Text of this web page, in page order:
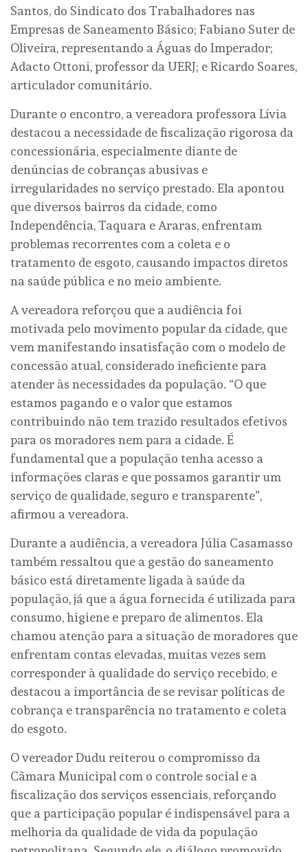
Santos, do Sindicato dos Trabalhadores nas
Empresas de Saneamento Básico; Fabiano Suter de
Oliveira, representando a Águas do Imperador;
Adacto Ottoni, professor da UERJ; e Ricardo Soares,
articulador comunitário.
Durante o encontro, a vereadora professora Lívia
destacou a necessidade de fiscalização rigorosa da
concessionária, especialmente diante de
denúncias de cobranças abusivas e
irregularidades no serviço prestado. Ela apontou
que diversos bairros da cidade, como
Independência, Taquara e Araras, enfrentam
problemas recorrentes com a coleta e o
tratamento de esgoto, causando impactos diretos
na saúde pública e no meio ambiente.
A vereadora reforçou que a audiência foi
motivada pelo movimento popular da cidade, que
vem manifestando insatisfação com o modelo de
concessão atual, considerado ineficiente para
atender às necessidades da população. “O que
estamos pagando e o valor que estamos
contribuindo não tem trazido resultados efetivos
para os moradores nem para a cidade. É
fundamental que a população tenha acesso a
informações claras e que possamos garantir um
serviço de qualidade, seguro e transparente”,
afirmou a vereadora.
Durante a audiência, a vereadora Júlia Casamasso
também ressaltou que a gestão do saneamento
básico está diretamente ligada à saúde da
população, já que a água fornecida é utilizada para
consumo, higiene e preparo de alimentos. Ela
chamou atenção para a situação de moradores que
enfrentam contas elevadas, muitas vezes sem
corresponder à qualidade do serviço recebido, e
destacou a importância de se revisar políticas de
cobrança e transparência no tratamento e coleta
do esgoto.
O vereador Dudu reiterou o compromisso da
Câmara Municipal com o controle social e a
fiscalização dos serviços essenciais, reforçando
que a participação popular é indispensável para a
melhoria da qualidade de vida da população